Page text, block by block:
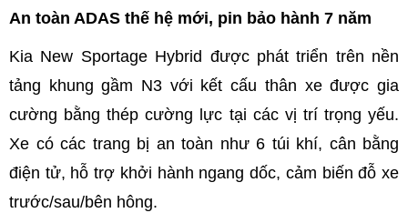
An toàn ADAS thế hệ mới, pin bảo hành 7 năm
Kia New Sportage Hybrid được phát triển trên nền
tảng khung gầm N3 với kết cấu thân xe được gia
cường bằng thép cường lực tại các vị trí trọng yếu.
Xe có các trang bị an toàn như 6 túi khí, cân bằng
điện tử, hỗ trợ khởi hành ngang dốc, cảm biến đỗ xe
trước/sau/bên hông.